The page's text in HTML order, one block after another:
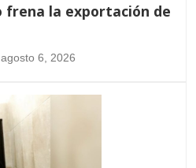
frena la exportación de
6, 2026